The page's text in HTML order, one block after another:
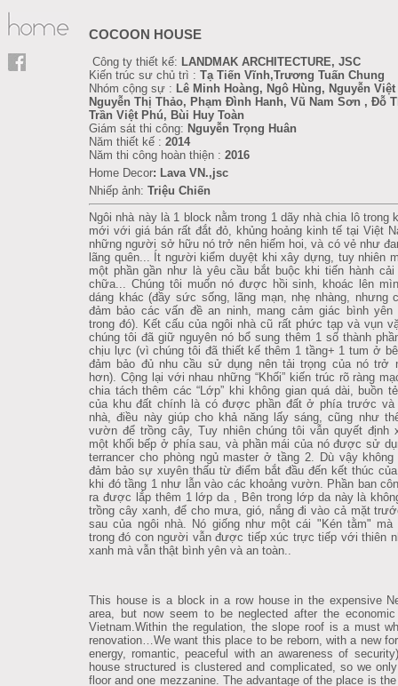
COCOON HOUSE
Công ty thiết kế: LANDMAK ARCHITECTURE, JSC
Kiến trúc sư chủ trì : Tạ Tiến Vĩnh,Trương Tuấn Chung
Nhóm cộng sự : Lê Minh Hoàng, Ngô Hùng, Nguyễn
Nguyễn Thị Thảo, Phạm Đình Hanh, Vũ Nam Sơn , Đỗ
Trần Việt Phú, Bùi Huy Toàn
Giám sát thi công: Nguyễn Trọng Huân
Năm thiết kế : 2014
Năm thi công hoàn thiện : 2016
Home Decor: Lava VN.,jsc
Nhiếp ảnh: Triệu Chiến
Ngôi nhà này là 1 block nằm trong 1 dãy nhà chia lô trong
mới với giá bán rất đắt đỏ, khủng hoảng kinh tế tại Việt
những người sở hữu nó trở nên hiếm hoi, và có vẻ như
lãng quên... Ít người kiểm duyệt khi xây dựng, tuy nhiên
một phần gần như là yêu cầu bắt buộc khi tiến hành
chữa... Chúng tôi muốn nó được hồi sinh, khoác lên
dáng khác (đầy sức sống, lãng mạn, nhẹ nhàng, nhưng
đảm bảo các vấn đề an ninh, mang cảm giác bình yên
trong đó). Kết cấu của ngôi nhà cũ rất phức tạp và vụn
chúng tôi đã giữ nguyên nó bổ sung thêm 1 số thành
chịu lực (vì chúng tôi đã thiết kế thêm 1 tầng+ 1 tum ở
đảm bảo đủ nhu cầu sử dụng nên tải trọng của nó trở
hơn). Cộng lại với nhau những “Khối” kiến trúc rõ ràng
chia tách thêm các “Lớp” khi không gian quá dài, buồn
của khu đất chính là có được phần đất ở phía trước và
nhà, điều này giúp cho khả năng lấy sáng, cũng như
vườn để trồng cây, Tuy nhiên chúng tôi vẫn quyết định
một khối bếp ở phía sau, và phần mái của nó được sử
terrancer cho phòng ngủ master ở tầng 2. Dù vậy không
đảm bảo sự xuyên thấu từ điểm bắt đầu đến kết thúc
khi đó tầng 1 như lẫn vào các khoảng vườn. Phần ban
ra được lắp thêm 1 lớp da , Bên trong lớp da này là
trồng cây xanh, để cho mưa, gió, nắng đi vào cả mặt
sau của ngôi nhà. Nó giống như một cái "Kén tằm" mà
trong đó con người vẫn được tiếp xúc trực tiếp với thiên
xanh mà vẫn thật bình yên và an toàn..
This house is a block in a row house in the expensive
area, but now seem to be neglected after the
Vietnam.Within the regulation, the slope roof is a must
renovation…We want this place to be reborn, with a new
energy, romantic, peaceful with an awareness of
house structured is clustered and complicated, so we
floor and one mezzanine. The advantage of the place is